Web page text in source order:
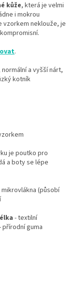
kůže, která je velmi
i mokrou
vzorkem neklouže, je
.
a vyšší nárt,
kotník
je poutko pro
a boty se lépe
(působí
- textilní
přírodní guma